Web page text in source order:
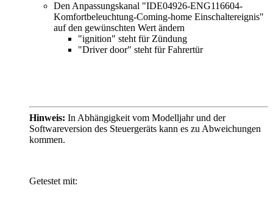
Den Anpassungskanal "IDE04926-ENG116604-
Komfortbeleuchtung-Coming-home Einschaltereignis"
auf den gewünschten Wert ändern
"ignition" steht für Zündung
"Driver door" steht für Fahrertür
Hinweis: In Abhängigkeit vom Modelljahr und der
Softwareversion des Steuergeräts kann es zu Abweichungen
kommen.
Getestet mit: